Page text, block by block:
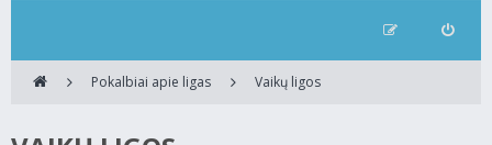
Pokalbiai apie ligas Vaikų ligos